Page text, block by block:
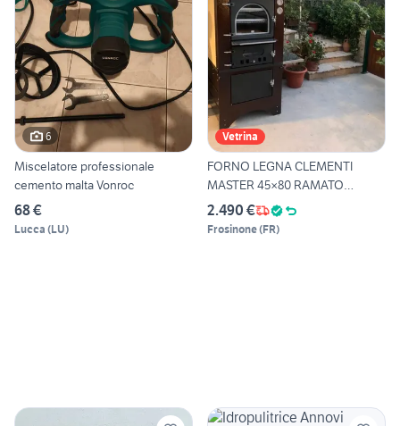
6
Miscelatore professionale
cemento malta Vonroc
68 €
Lucca (LU)
Vetrina
FORNO LEGNA CLEMENTI
MASTER 45×80 RAMATO
TEGLIA
2.490 €
Frosinone(FR)